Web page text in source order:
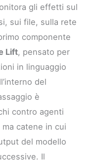
gli effetti sul
sui file, sulla rete
componente
Lift, pensato per
in linguaggio
del
è
contro agenti
catene in cui
del modello
Il